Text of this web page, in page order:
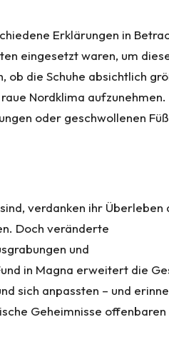
Erklärungen in
eingesetzt waren, um
ob die Schuhe absichtlich
Nordklima aufzunehmen.
oder geschwollenen
verdanken ihr Überleben
Doch veränderte
und
in Magna erweitert die
sich anpassten – und
Geheimnisse offenbaren